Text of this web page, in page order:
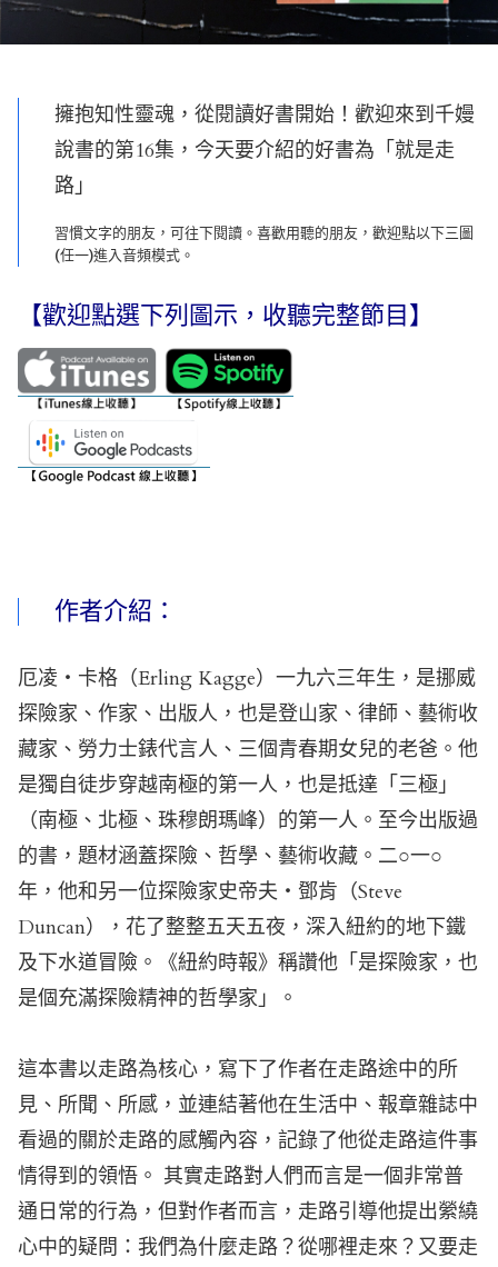
擁抱知性靈魂，從閱讀好書開始！歡迎來到千嫚
說書的第16集，今天要介紹的好書為「就是走
路」
習慣文字的朋友，可往下閱讀。喜歡用聽的朋友，歡迎點以下三圖
(任一)進入音頻模式。
【歡迎點選下列圖示，收聽完整節目】
作者介紹：
厄凌‧卡格（Erling Kagge）一九六三年生，是挪威
探險家、作家、出版人，也是登山家、律師、藝術收
藏家、勞力士錶代言人、三個青春期女兒的老爸。他
是獨自徒步穿越南極的第一人，也是抵達「三極」
（南極、北極、珠穆朗瑪峰）的第一人。至今出版過
的書，題材涵蓋探險、哲學、藝術收藏。二○一○
年，他和另一位探險家史帝夫‧鄧肯（Steve
Duncan），花了整整五天五夜，深入紐約的地下鐵
及下水道冒險。《紐約時報》稱讚他「是探險家，也
是個充滿探險精神的哲學家」。
這本書以走路為核心，寫下了作者在走路途中的所
見、所聞、所感，並連結著他在生活中、報章雜誌中
看過的關於走路的感觸內容，記錄了他從走路這件事
情得到的領悟。 其實走路對人們而言是一個非常普
通日常的行為，但對作者而言，走路引導他提出縈繞
心中的疑問：我們為什麼走路？從哪裡走來？又要走